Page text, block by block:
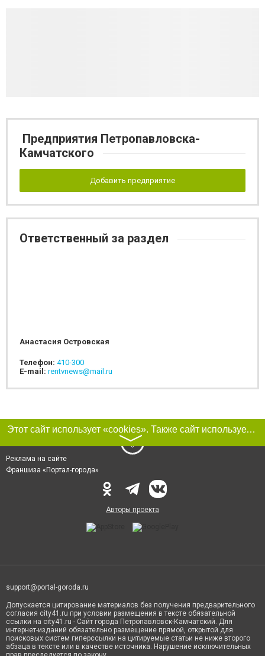
Предприятия Петропавловска-
Камчатского
Добавить предприятие
Ответственный за раздел
Анастасия Островская
Телефон: 410-300
E-mail: rentvnews@mail.ru
Этот сайт использует «cookies». Также сайт использует интернет-сервис для сбора технических данных касательно посетителей с целью получения маркетинговой и статистической информации. Условия обработки данных посетителей сайта см.
〉
Реклама на сайте
Франшиза «Портал-города»
Авторы проекта
support@portal-goroda.ru
Допускается цитирование материалов без получения предварительного
согласия city41.ru при условии размещения в тексте обязательной
ссылки на city41.ru - Сайт города Петропавловск-Камчатский. Для
интернет-изданий обязательно размещение прямой, открытой для
поисковых систем гиперссылки на цитируемые статьи не ниже второго
абзаца в тексте или в качестве источника. Нарушение исключительных